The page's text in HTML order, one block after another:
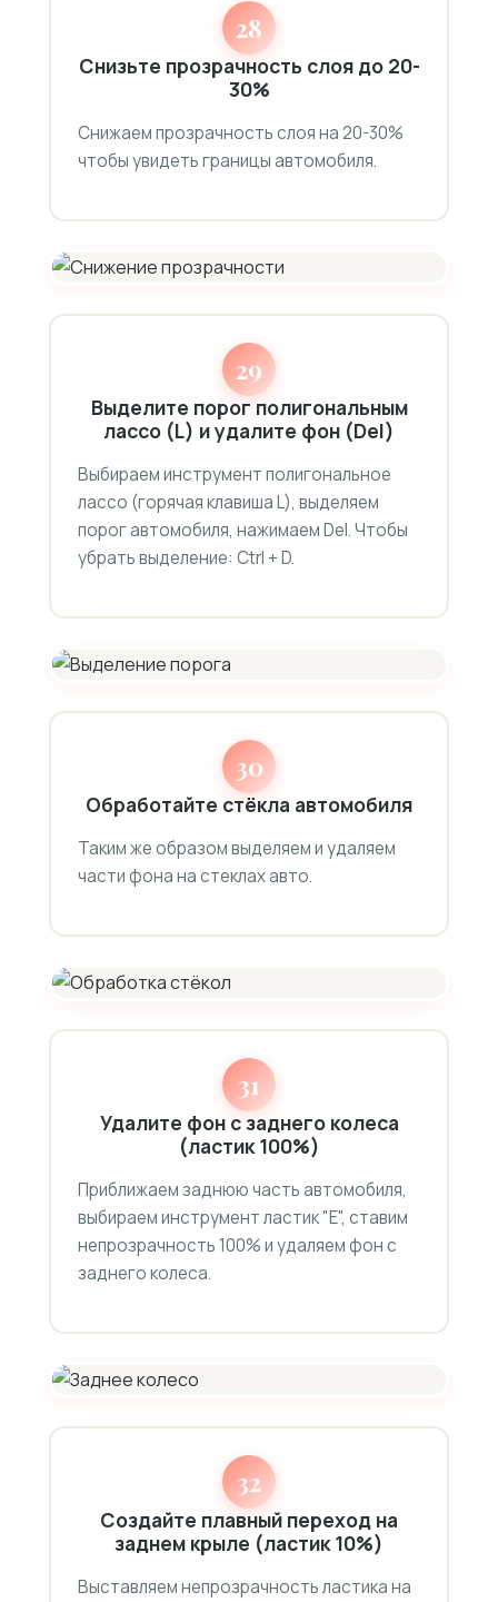
28
Снизьте прозрачность слоя до 20-
30%
Снижаем прозрачность слоя на 20-30%
чтобы увидеть границы автомобиля.
29
Выделите порог полигональным
лассо (L) и удалите фон (Del)
Выбираем инструмент полигональное
лассо (горячая клавиша L), выделяем
порог автомобиля, нажимаем Del. Чтобы
убрать выделение: Ctrl + D.
30
Обработайте стёкла автомобиля
Таким же образом выделяем и удаляем
части фона на стеклах авто.
31
Удалите фон с заднего колеса
(ластик 100%)
Приближаем заднюю часть автомобиля,
выбираем инструмент ластик "E", ставим
непрозрачность 100% и удаляем фон с
заднего колеса.
32
Создайте плавный переход на
заднем крыле (ластик 10%)
Выставляем непрозрачность ластика на